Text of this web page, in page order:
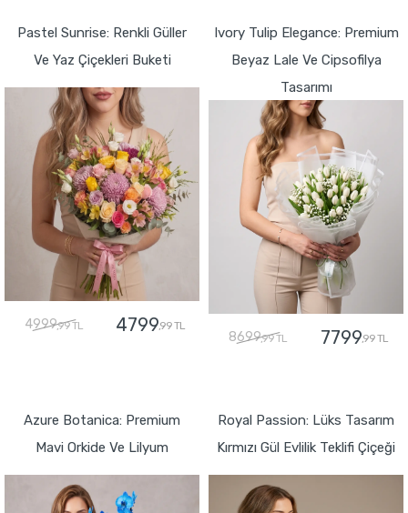
Pastel Sunrise: Renkli Güller
Ve Yaz Çiçekleri Buketi
4999,99 TL 4799,99 TL
Ivory Tulip Elegance: Premium
Beyaz Lale Ve Cipsofilya
Tasarımı
8699,99 TL 7799,99 TL
Azure Botanica: Premium
Mavi Orkide Ve Lilyum
Royal Passion: Lüks Tasarım
Kırmızı Gül Evlilik Teklifi Çiçeği